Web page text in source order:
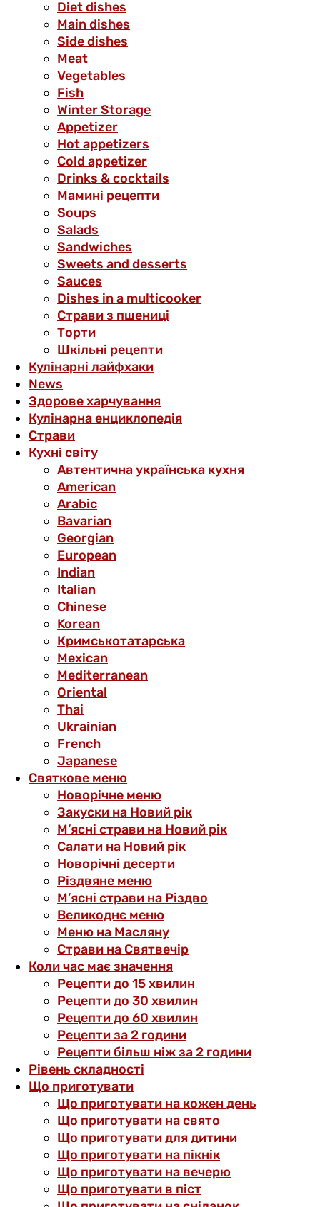
Diet dishes
Main dishes
Side dishes
Meat
Vegetables
Fish
Winter Storage
Аppetizer
Hot appetizers
Cold appetizer
Drinks & cocktails
Мамині рецепти
Soups
Salads
Sandwiches
Sweets and desserts
Sauces
Dishes in a multicooker
Страви з пшениці
Торти
Шкільні рецепти
Кулінарні лайфхаки
News
Здорове харчування
Кулінарна енциклопедія
Страви
Кухні світу
Автентична українська кухня
American
Arabic
Bavarian
Georgian
European
Indian
Italian
Chinese
Korean
Кримськотатарська
Mexican
Mediterranean
Oriental
Thai
Ukrainian
French
Japanese
Святкове меню
Новорічне меню
Закуски на Новий рік
М’ясні страви на Новий рік
Салати на Новий рік
Новорічні десерти
Різдвяне меню
М’ясні страви на Різдво
Великоднє меню
Меню на Масляну
Страви на Святвечір
Коли час має значення
Рецепти до 15 хвилин
Рецепти до 30 хвилин
Рецепти до 60 хвилин
Рецепти за 2 години
Рецепти більш ніж за 2 години
Рівень складності
Що приготувати
Що приготувати на кожен день
Що приготувати на свято
Що приготувати для дитини
Що приготувати на пікнік
Що приготувати на вечерю
Що приготувати в піст